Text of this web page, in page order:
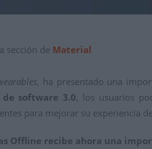
sección de Material
, ha presentado una
software 3.0, los usuarios
para mejorar su experiencia
Offline recibe ahora una